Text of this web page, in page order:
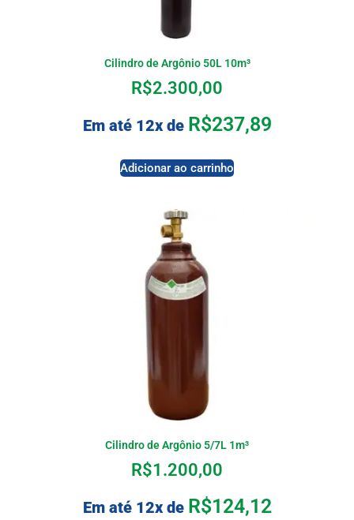
Cilindro de Argônio 50L 10m³
R$2.300,00
Em até 12x de R$237,89
Adicionar ao carrinho
Cilindro de Argônio 5/7L 1m³
R$1.200,00
Em até 12x de R$124,12